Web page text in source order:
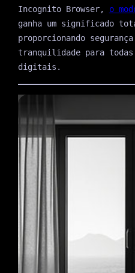
Incognito Browser, o
ganha um significado
proporcionando
tranquilidade para
digitais.